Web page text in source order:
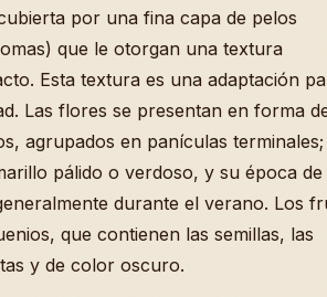
por una fina capa de pelos
que le otorgan una textura
Esta textura es una adaptación
Las flores se presentan en forma
agrupados en panículas
pálido o verdoso, y su época de
durante el verano. Los
que contienen las semillas, las
y de color oscuro.